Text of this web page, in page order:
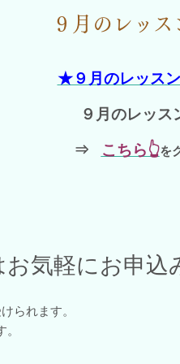
９月のレッ
★９月のレッス
９月のレッス
⇒
こちら👆を
気軽にお申込
られます。